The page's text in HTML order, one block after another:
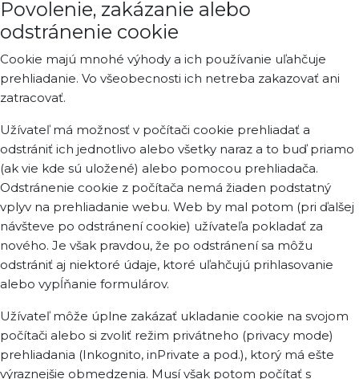
Povolenie, zakázanie alebo
odstránenie cookie
Cookie majú mnohé výhody a ich používanie uľahčuje
prehliadanie. Vo všeobecnosti ich netreba zakazovať ani
zatracovať.
Užívateľ má možnosť v počítači cookie prehliadať a
odstrániť ich jednotlivo alebo všetky naraz a to buď priamo
(ak vie kde sú uložené) alebo pomocou prehliadača.
Odstránenie cookie z počítača nemá žiaden podstatný
vplyv na prehliadanie webu. Web by mal potom (pri ďalšej
návšteve po odstránení cookie) užívateľa pokladať za
nového. Je však pravdou, že po odstránení sa môžu
odstrániť aj niektoré údaje, ktoré uľahčujú prihlasovanie
alebo vypĺňanie formulárov.
Užívateľ môže úplne zakázať ukladanie cookie na svojom
počítači alebo si zvoliť režim privátneho (privacy mode)
prehliadania (Inkognito, inPrivate a pod.), ktorý má ešte
výraznejšie obmedzenia. Musí však potom počítať s